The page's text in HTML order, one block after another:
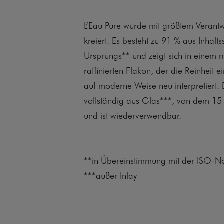
L’Eau Pure wurde mit größtem
kreiert. Es besteht zu 91 % aus
Ursprungs** und zeigt sich in einem
raffinierten Flakon, der die Reinheit
auf moderne Weise neu interpretiert.
vollständig aus Glas***, von dem 15
und ist wiederverwendbar.
**in Übereinstimmung mit der ISO-
***außer Inlay